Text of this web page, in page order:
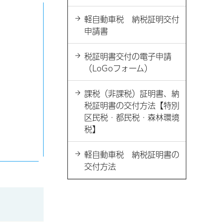
軽自動車税 納税証明交付
申請書
税証明書交付の電子申請
（LoGoフォーム）
課税（非課税）証明書、納
税証明書の交付方法【特別
区民税・都民税・森林環境
税】
軽自動車税 納税証明書の
交付方法